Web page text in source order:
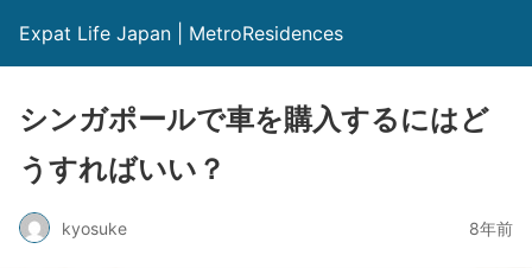
Expat Life Japan | MetroResidences
シンガポールで車を購入するにはど
うすればいい？
kyosuke 8年前